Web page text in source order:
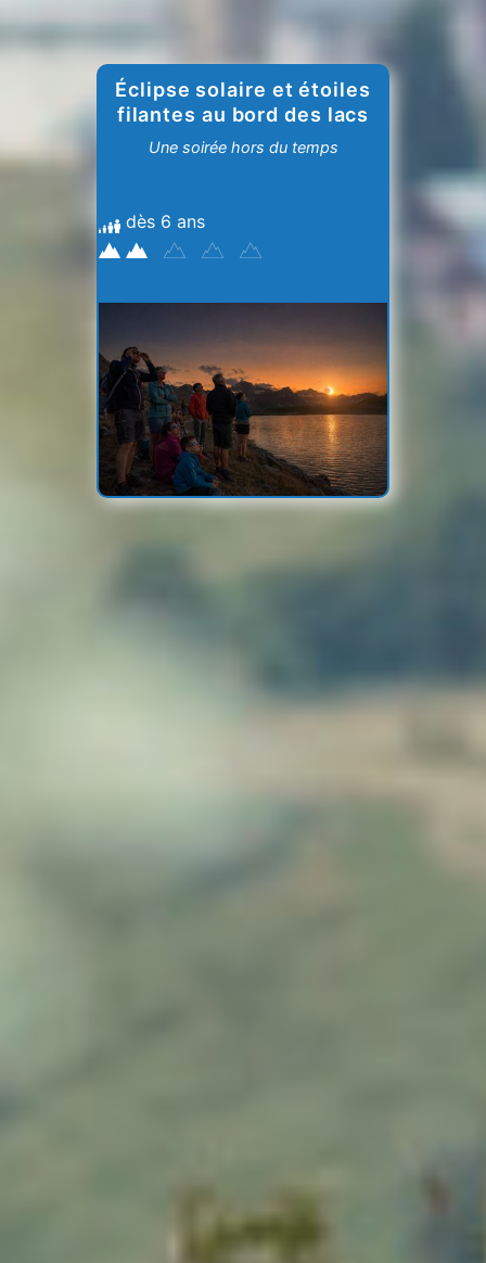
Éclipse solaire et étoiles
filantes au bord des lacs
Une soirée hors du temps
dès 6 ans